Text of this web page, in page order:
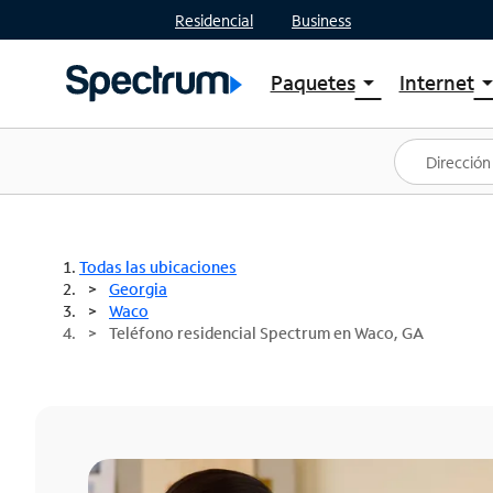
Residencial Business
Paquetesarrow_drop_down
Ver paquetes
Spectrum One
Mejores ofertas
Internetarrow_drop_down
Planes
Todas las ubicaciones
Georgia
Waco
Teléfono residencial Spectrum en Waco, GA